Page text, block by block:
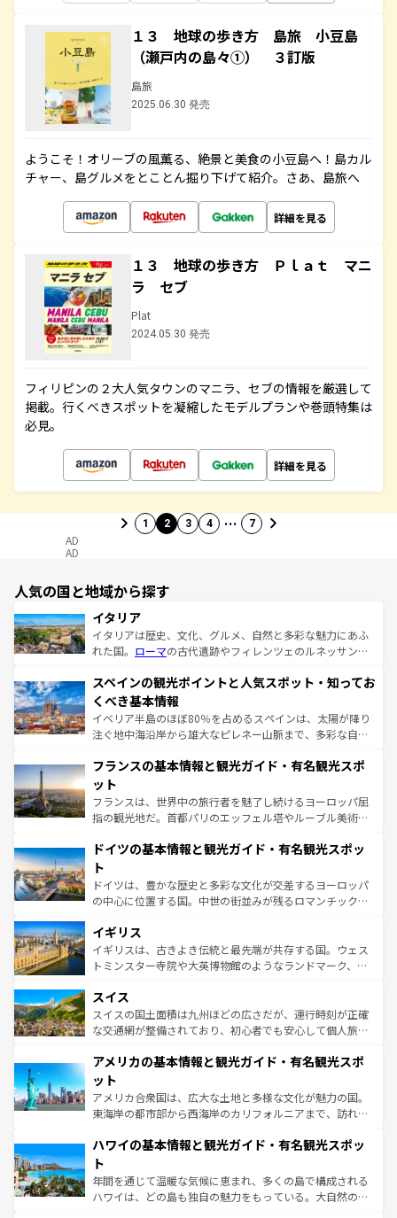
１３ 地球の歩き方 島旅 小豆島
（瀬戸内の島々①） ３訂版
島旅
2025.06.30 発売
ようこそ！オリーブの風薫る、絶景と美食の小豆島へ！島カル
チャー、島グルメをとことん掘り下げて紹介。さあ、島旅へ
詳細を見る
１３ 地球の歩き方 Ｐｌａｔ マニ
ラ セブ
Plat
2024.05.30 発売
フィリピンの２大人気タウンのマニラ、セブの情報を厳選して
掲載。行くべきスポットを凝縮したモデルプランや巻頭特集は
必見。
詳細を見る
1 2 3 4 … 7
AD
AD
人気の国と地域から探す
イタリア
イタリアは歴史、文化、グルメ、自然と多彩な魅力にあふ
れた国。 ローマの古代遺跡やフィレンツェのルネッサンス
ろん、トスカーナの美しい田園風景やアマルフィ海岸の絶
景など、自然景観も見逃せない。観光の合間には、本場の
ピザやパスタなど、絶品のイタリア料理を堪能することも
できる。朝目覚めてから夜眠るまで、すべての瞬間を楽し
なお、新着のイタリア情報はコンテンツ一覧を参照してほ
しい。
スペインの観光ポイントと人気スポット・知ってお
くべき基本情報
イベリア半島のほぼ80％を占めるスペインは、太陽が降り
注ぐ地中海沿岸から雄大なピレネー山脈まで、多彩な自然
文化が根付くこの国では、情熱的なフラメンコ、熱気あふ
れる闘牛、そして美味しいタパスが生活の一部となってい
る。首都マドリードの洗練された雰囲気や、バルセロナの
アートに溢れた街角から、地方では古代ローマ遺跡や中世
せる。地方によって風土や気候が異なるスペインはその個
ンテンツ一覧 を参照してほしい。
フランスの基本情報と観光ガイド・有名観光スポ
ット
フランスは、世界中の旅行者を魅了し続けるヨーロッパ屈
指の観光地だ。首都パリのエッフェル塔やルーブル美術館
で、幅広い魅力が詰まっている。華麗な宮殿、歴史的な大
聖堂、美しいビーチ、そして豊かな自然が、訪れる者を心
から魅了する。また、フランスは美食の国としても知ら
れ、フランス料理はユネスコ無形文化遺産にも登録されて
香り高いラベンダー畑など、多彩な楽しみ方が可能だ。さ
らに、パリ以外の地域にも魅力が溢れており、どの街角に
も豊かな歴史と文化が息づいている。パリ以外の個性あふ
を参照してほしい。
ドイツの基本情報と観光ガイド・有名観光スポッ
ト
ドイツは、豊かな歴史と多彩な文化が交差するヨーロッパ
の中心に位置する国。中世の街並みが残るロマンチック街
顔を持つこの国は、どこを歩いても飽きることがない。ベ
ルリンの文化的活気、バイエルン州のアルプスの絶景、そ
してライン川沿いのワイン畑といった風景は必見。ビール
は、お酒好きな人にはぜひ体験してほしい。 なお、新着の
ドイツ情報はコンテンツ一覧を参照してほしい。
イギリス
イギリスは、古きよき伝統と最先端が共存する国。ウェス
トミンスター寺院や大英博物館のようなランドマーク、歴
リアごとに異なる魅力がある。また、優雅なアフタヌーン
ティー、ビール好きにはたまらない英国パブ、サッカー観
戦など、本場だからこそできる体験も豊富。イギリスを旅
ンツ一覧を参照してほしい。
スイス
スイスの国土面積は九州ほどの広さだが、運行時刻が正確
な交通網が整備されており、初心者でも安心して個人旅行
の建物がそのまま残る町や、スイスならではのユニークな
博物館もあり、アルプス観光だけでなく町歩きも満喫する
ことができる。国民の所得が高いため物価も高いが、旅行
者向けの交通パス提供のサービスもあり、うまく活用すれ
着のスイス情報はコンテンツ一覧を参照してほしい。
アメリカの基本情報と観光ガイド・有名観光スポ
ット
アメリカ合衆国は、広大な土地と多様な文化が魅力の国。
東海岸の都市部から西海岸のカリフォルニアまで、訪れる
のような巨大都市は、観光、ショッピング、エンターテイ
ンメントが詰まった刺激的なスポットだ。一方、アメリカ
西部には大自然が広がり、グランドキャニオンやイエロー
ストーン国立公園といった絶景が堪能できる。さらに、南
ハワイの基本情報と観光ガイド・有名観光スポッ
ト
年間を通じて温暖な気候に恵まれ、多くの島で構成される
ハワイは、どの島も独自の魅力をもっている。大自然の神